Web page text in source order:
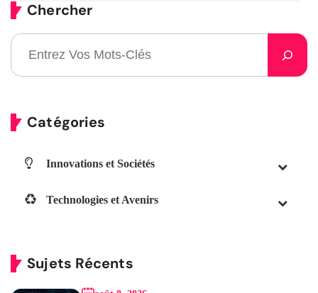
Chercher
Catégories
Innovations et Sociétés
Technologies et Avenirs
Sujets Récents